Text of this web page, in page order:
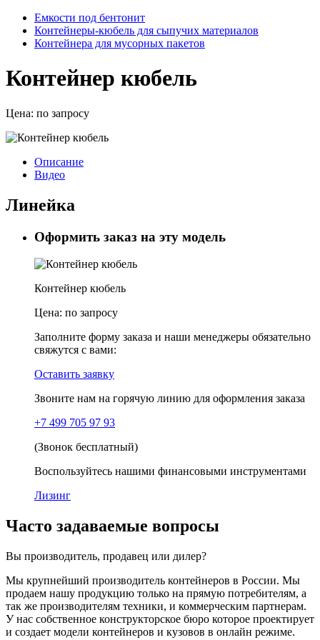
Емкости под бентонит
Контейнеры-кюбель для сыпучих материалов
Контейнера для мусорных пакетов
Контейнер кюбель
Цена: по запросу
Описание
Видео
Линейка
Оформить заказ на эту модель
Контейнер кюбель
Цена: по запросу
Заполните форму заказа и наши менеджеры обязательно
свяжутся с вами:
Оставить заявку
Звоните нам на горячую линию для оформления заказа
+7 499 705 97 93
(Звонок бесплатный)
Воспользуйтесь нашими финансовыми инструментами
Лизинг
Часто задаваемые вопросы
Вы производитель, продавец или дилер?
Мы крупнейший производитель контейнеров в России. Мы
продаем нашу продукцию только на прямую потребителям, а
так же производителям техники, и коммерческим партнерам.
У нас собственное конструкторское бюро которое проектирует
и создает модели контейнеров и кузовов в онлайн режиме.